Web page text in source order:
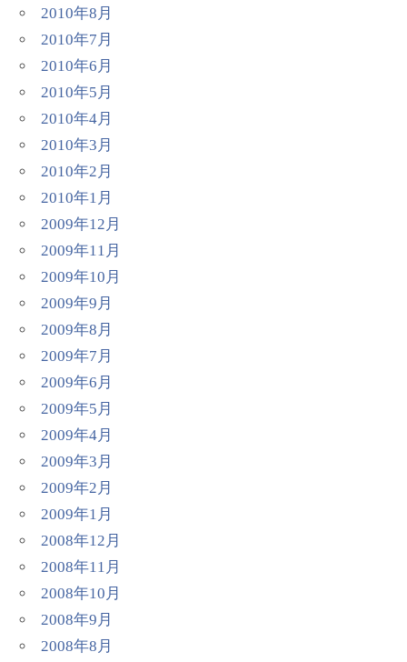
2010年8月
2010年7月
2010年6月
2010年5月
2010年4月
2010年3月
2010年2月
2010年1月
2009年12月
2009年11月
2009年10月
2009年9月
2009年8月
2009年7月
2009年6月
2009年5月
2009年4月
2009年3月
2009年2月
2009年1月
2008年12月
2008年11月
2008年10月
2008年9月
2008年8月